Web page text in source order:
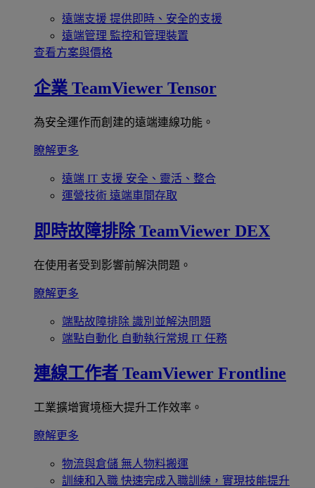
遠端支援 提供即時、安全的支援
遠端管理 監控和管理裝置
查看方案與價格
企業 TeamViewer Tensor
為安全運作而創建的遠端連線功能。
瞭解更多
遠端 IT 支援 安全、靈活、整合
運營技術 遠端車間存取
即時故障排除 TeamViewer DEX
在使用者受到影響前解決問題。
瞭解更多
端點故障排除 識別並解決問題
端點自動化 自動執行常規 IT 任務
連線工作者 TeamViewer Frontline
工業擴增實境極大提升工作效率。
瞭解更多
物流與倉儲 無人物料搬運
訓練和入職 快速完成入職訓練，實現技能提升